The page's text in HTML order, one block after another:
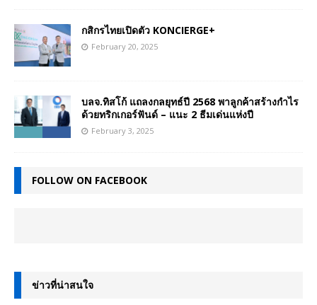
กสิกรไทยเปิดตัว KONCIERGE+
February 20, 2025
บลจ.ทิสโก้ แถลงกลยุทธ์ปี 2568 พาลูกค้าสร้างกำไร
ด้วยทริกเกอร์ฟันด์ – แนะ 2 ธีมเด่นแห่งปี
February 3, 2025
FOLLOW ON FACEBOOK
ข่าวที่น่าสนใจ